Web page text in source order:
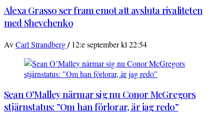
Alexa Grasso ser fram emot att avsluta rivaliteten
med Shevchenko
AvCarl Strandberg/ 12:e september kl 22:54
Sean O’Malley närmar sig nu Conor McGregors
stjärnstatus: ”Om han förlorar, är jag redo”